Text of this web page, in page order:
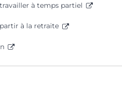
à temps partiel
à la retraite